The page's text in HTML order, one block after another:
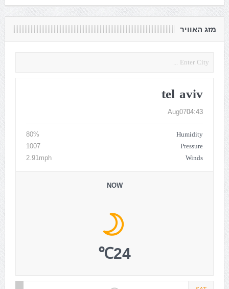
מזג האוויר
tel aviv
Aug0704:43
Humidity
80%
Pressure
1007
Winds
2.91mph
NOW
24℃